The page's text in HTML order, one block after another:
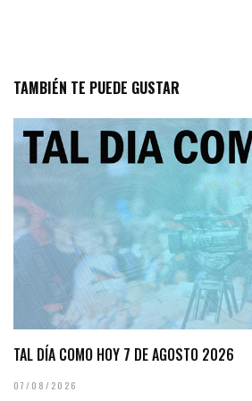
TAMBIÉN TE PUEDE GUSTAR
TAL DÍA COMO HOY 7 DE AGOSTO 2026
07/08/2026